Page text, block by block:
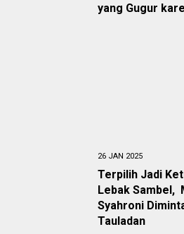
yang Gugur
26 JAN 2025
Terpilih Jadi
Lebak Sambel,
Syahroni
Tauladan